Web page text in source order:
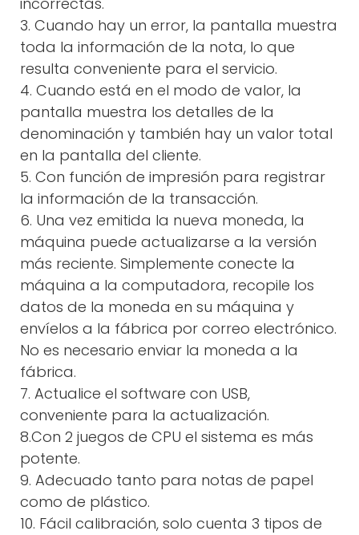
3. Cuando hay un error, la pantalla muestra
toda la información de la nota, lo que
resulta conveniente para el servicio.
4. Cuando está en el modo de valor, la
pantalla muestra los detalles de la
denominación y también hay un valor total
en la pantalla del cliente.
5. Con función de impresión para registrar
la información de la transacción.
6. Una vez emitida la nueva moneda, la
máquina puede actualizarse a la versión
más reciente. Simplemente conecte la
máquina a la computadora, recopile los
datos de la moneda en su máquina y
envíelos a la fábrica por correo electrónico.
No es necesario enviar la moneda a la
fábrica.
7. Actualice el software con USB,
conveniente para la actualización.
8.Con 2 juegos de CPU el sistema es más
potente.
9. Adecuado tanto para notas de papel
como de plástico.
10. Fácil calibración, solo cuenta 3 tipos de